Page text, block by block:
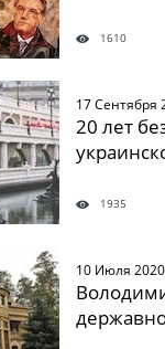
1610
17 Сентября
20 лет
1935
10 Июля 2020